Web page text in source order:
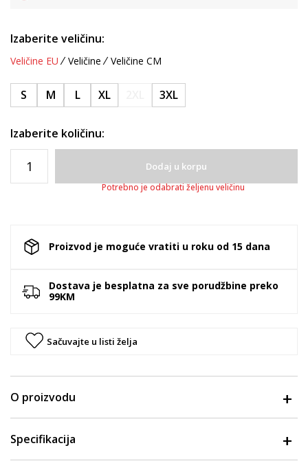
Izaberite veličinu:
Veličine EU Veličine Veličine CM
S M L XL 3XL
Izaberite količinu:
Dodaj u korpu
Potrebno je odabrati željenu veličinu
Proizvod je moguće vratiti u roku od 15 dana
Dostava je besplatna za sve porudžbine preko
99KM
Sačuvajte u listi želja
O proizvodu
Specifikacija